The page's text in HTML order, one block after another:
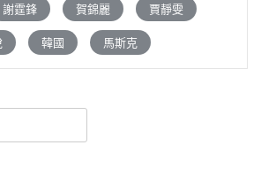
謝霆鋒 賀錦麗 賈靜雯
韓國 馬斯克